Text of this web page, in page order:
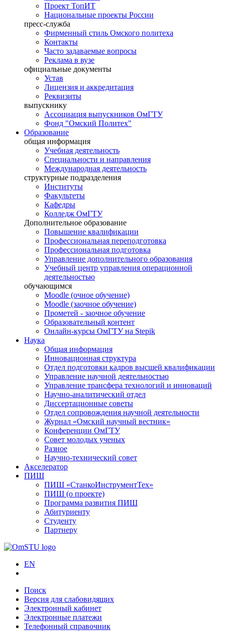
Проект ТопИТ
Национальные проекты России
пресс-служба
Фирменный стиль Омского политеха
Контакты
Часто задаваемые вопросы
Реклама в вузе
официальные документы
Устав
Лицензия и аккредитация
Реквизиты
выпускнику
Ассоциация выпускников ОмГТУ
Фонд "Омский Политех"
Образование
общая информация
Учебная деятельность
Специальности и направления
Международная деятельность
структурные подразделения
Институты
Факультеты
Кафедры
Колледж ОмГТУ
Дополнительное образование
Повышение квалификации
Профессиональная переподготовка
Профессиональная подготовка
Управление дополнительного образования
Учебный центр управления операционной
деятельностью
обучающимся
Moodle (очное обучение)
Moodle (заочное обучение)
Прометей - заочное обучение
Образовательный контент
Онлайн-курсы ОмГТУ на Stepik
Наука
Общая информация
Инновационная структура
Отдел подготовки кадров высшей квалификации
Управление научной деятельностью
Управление трансфера технологий и инноваций
Научно-аналитический отдел
Диссертационные советы
Отдел сопровождения научной деятельности
Журнал «Омский научный вестник»
Конференции ОмГТУ
Совет молодых ученых
Разное
Научно-технический совет
Акселератор
ПИШ
ПИШ «СтанкоИнструментТех»
ПИШ (о проекте)
Программа развития ПИШ
Абитуриенту
Студенту
Партнеру
EN
Поиск
Версия для слабовидящих
Электронный кабинет
Электронные платежи
Телефонный справочник